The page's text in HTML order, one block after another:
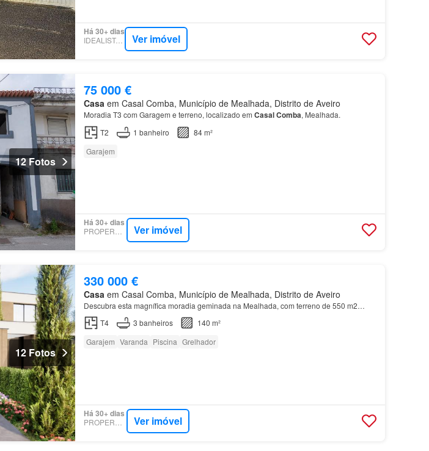
Há 30+ dias
IDEALISTA.PT Ver imóvel
12 Fotos
75 000 €
Casa em Casal Comba, Município de Mealhada, Distrito de Aveiro
Moradia T3 com Garagem e terreno, localizado em CasalComba, Mealhada.
T2
1 banheiro
84 m²
Garajem
Há 30+ dias
Ver imóvel
12 Fotos
330 000 €
Casa em Casal Comba, Município de Mealhada, Distrito de Aveiro
Descubra esta magnífica moradia geminada na Mealhada, com terreno de 550 m2…
T4
3 banheiros
140 m²
Garajem Varanda Piscina Grelhador
Há 30+ dias
Ver imóvel